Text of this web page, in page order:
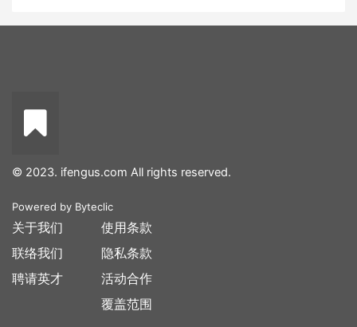
© 2023. ifengus.com All rights reserved.
Powered by Byteclic
关于我们
联络我们
聘请英才
使用条款
隐私条款
活动合作
覆盖范围